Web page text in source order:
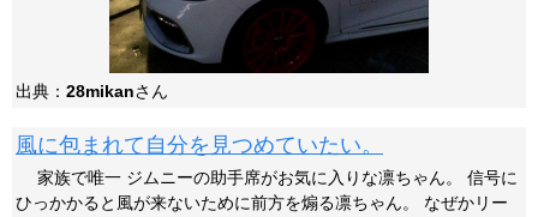
出典： 28mikanさん
風に包まれて自分を見つめていたい。
家族で唯一 ジムニーの助手席がお気に入りな凛ちゃん。 信号に
ひっかかると風が来ないために前方を煽る凛ちゃん。 なぜかリー